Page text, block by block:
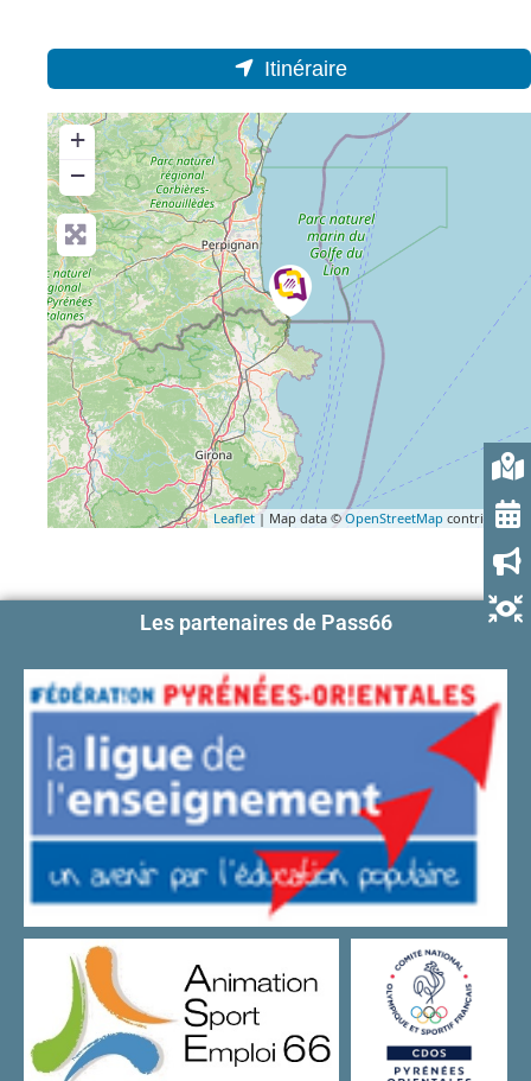
Itinéraire
+
−
Leaflet| Map data © OpenStreetMap contributors
Les partenaires de Pass66